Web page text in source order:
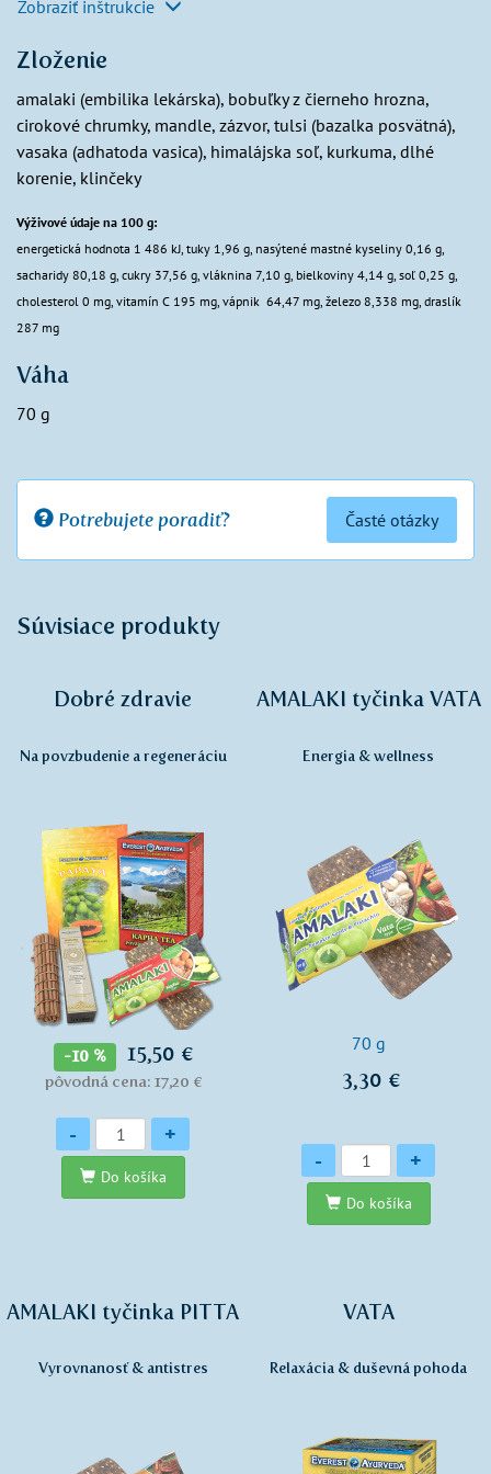
Zobraziť inštrukcie
Zloženie
amalaki (embilika lekárska), bobuľky z čierneho hrozna,
cirokové chrumky, mandle, zázvor, tulsi (bazalka posvätná),
vasaka (adhatoda vasica), himalájska soľ, kurkuma, dlhé
korenie, klinčeky
Výživové údaje na 100 g:
energetická hodnota 1 486 kJ, tuky 1,96 g, nasýtené mastné kyseliny 0,16 g,
sacharidy 80,18 g, cukry 37,56 g, vláknina 7,10 g, bielkoviny 4,14 g, soľ 0,25 g,
cholesterol 0 mg, vitamín C 195 mg, vápnik 64,47 mg, železo 8,338 mg, draslík
287 mg
Váha
70 g
Potrebujete poradiť? Časté otázky
Súvisiace produkty
Dobré zdravie
Na povzbudenie a regeneráciu
-10 % 15,50 €
pôvodná cena: 17,20 €
Množstvo
- +
Do košíka
AMALAKI tyčinka VATA
Energia & wellness
70 g
3,30 €
Množstvo
- +
Do košíka
AMALAKI tyčinka PITTA
Vyrovnanosť & antistres
VATA
Relaxácia & duševná pohoda